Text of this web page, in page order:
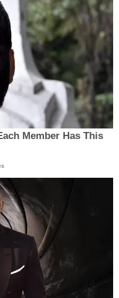
Member Has This